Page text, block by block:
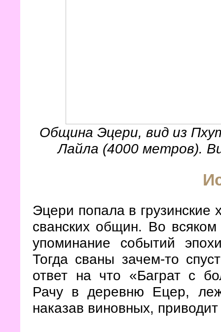
Община Эцери, вид из
Лайла (4000 метров).
Эцери попала в грузинские
сванских общин. Во
упоминание событий
Тогда сваны зачем-то
ответ на что «Баграт с
Рачу в деревню Ецер,
наказав виновных,